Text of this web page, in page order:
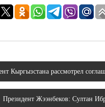
Кыргызстана рассмотрел
Президент Жээнбеков: Султан